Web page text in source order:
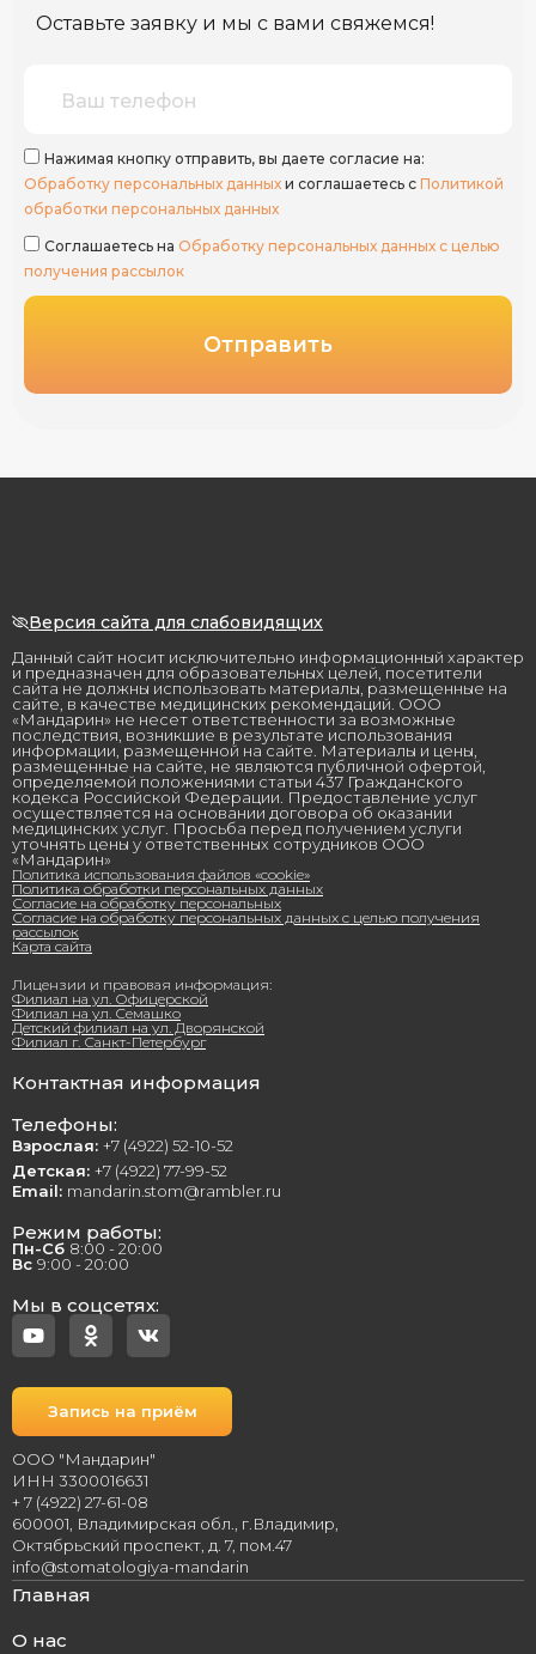
Оставьте заявку и мы с вами свяжемся!
Нажимая кнопку отправить, вы даете согласие на:
Обработку персональных данных и соглашаетесь с Политикой
обработки персональных данных
Соглашаетесь на Обработку персональных данных с целью
получения рассылок
Отправить
Данный сайт носит исключительно информационный характер
и предназначен для образовательных целей, посетители
сайта не должны использовать материалы, размещенные на
сайте, в качестве медицинских рекомендаций. ООО
«Мандарин» не несет ответственности за возможные
последствия, возникшие в результате использования
информации, размещенной на сайте. Материалы и цены,
размещенные на сайте, не являются публичной офертой,
определяемой положениями статьи 437 Гражданского
кодекса Российской Федерации. Предоставление услуг
осуществляется на основании договора об оказании
медицинских услуг. Просьба перед получением услуги
уточнять цены у ответственных сотрудников ООО
«Мандарин»
Политика использования файлов «cookie»
Политика обработки персональных данных
Согласие на обработку персональных
Согласие на обработку персональных данных с целью получения
рассылок
Карта сайта
Лицензии и правовая информация:
Филиал на ул. Офицерской
Филиал на ул. Семашко
Детский филиал на ул. Дворянской
Филиал г. Санкт-Петербург
Версия сайта для слабовидящих
Главная
О нас
Контактная информация
Телефоны:
Взрослая: +7 (4922) 52-10-52
Детская: +7 (4922) 77-99-52
Email: mandarin.stom@rambler.ru
Режим работы:
Пн-Сб 8:00 - 20:00
Вс 9:00 - 20:00
Мы в соцсетях:
Запись на приём
ООО "Мандарин"
ИНН 3300016631
+ 7 (4922) 27-61-08
600001, Владимирская обл., г.Владимир,
Октябрьский проспект, д. 7, пом.47
info@stomatologiya-mandarin